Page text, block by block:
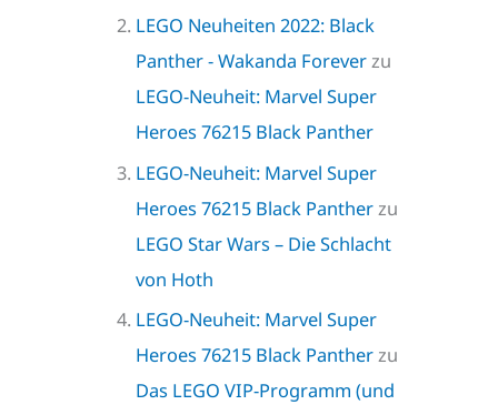
LEGO Neuheiten 2022: Black
Panther - Wakanda Foreverzu
LEGO-Neuheit: Marvel Super
Heroes 76215 Black Panther
LEGO-Neuheit: Marvel Super
Heroes 76215 Black Panther zu
LEGO Star Wars – Die Schlacht
von Hoth
LEGO-Neuheit: Marvel Super
Heroes 76215 Black Pantherzu
Das LEGO VIP-Programm (und